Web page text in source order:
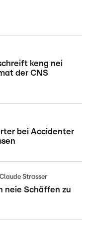
keng nei
der CNS
bei Accidenter
Strasser
neie Schäffen zu